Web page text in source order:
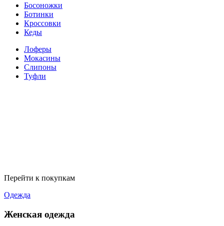
Босоножки
Ботинки
Кроссовки
Кеды
Лоферы
Мокасины
Слипоны
Туфли
Перейти к покупкам
Одежда
Женская одежда